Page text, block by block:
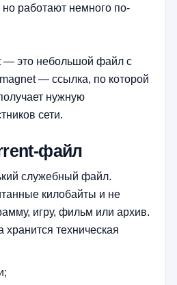
но работают немного по-
— это небольшой файл с
— ссылка, по которой
нужную
сети.
файл
служебный файл.
килобайты и не
игру, фильм или архив.
техническая